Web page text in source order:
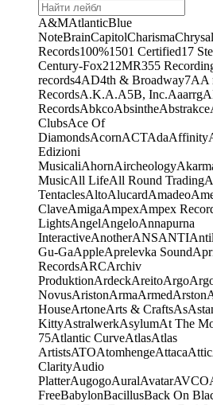
A&MAtlanticBlue
NoteBrainCapitolCharisma
Records100%1501 Certified17
Century-Fox21 2MR355
records4AD4th & Broadway7AA
RecordsA.K.A.A5B, Inc.Aaarrg
RecordsAbkcoAbsintheAbstrakce
ClubsAce Of
DiamondsAcornACTAdaAffinity
Edizioni
MusicaliAhornAircheology
MusicAll LifeAll Round Trading
TentaclesAltoAlucardAmadeo
ClaveAmigaAmpexAmpex
LightsAngelAngeloAnnapurna
InteractiveAnotherANSANTI
Gu-GaAppleAprelevka Sound
RecordsARCArchiv
ProduktionArdeckAreitoArgo
NovusAristonArmaArmedArston
HouseArtoneArts & CraftsAs
KittyAstralwerkAsylumAt The
75Atlantic CurveAtlasAtlas
ArtistsATOAtomhengeAttacaAttic
ClarityAudio
PlatterAugogoAuralAvatarAVCO
FreeBabylonBacillusBack On